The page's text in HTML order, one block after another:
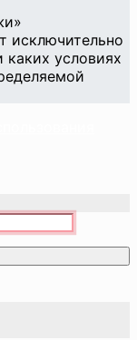
исключительно
условиях